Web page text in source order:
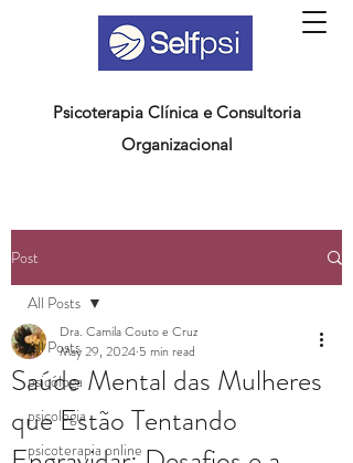
Psicoterapia Clínica e Consultoria
Organizacional
Post
All Posts
psicóloga
psicologia
psicoterapia online
All Posts
Saúde Mental das Mulheres
que Estão Tentando
Dra. Camila Couto e Cruz
May 29, 2024 5 min read